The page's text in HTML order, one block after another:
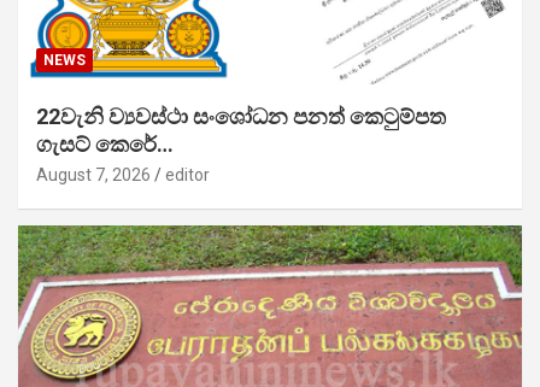
NEWS
22වැනි ව්‍යවස්ථා සංශෝධන පනත් කෙටුම්පත
ගැසට් කෙරේ…
August 7, 2026 editor